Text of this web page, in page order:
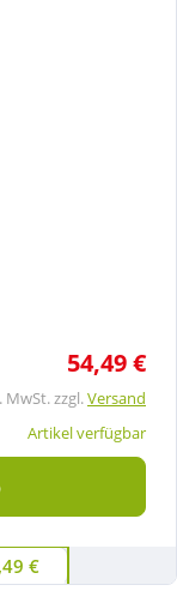
54,49 €
zzgl.Versand
Artikel verfügbar
€